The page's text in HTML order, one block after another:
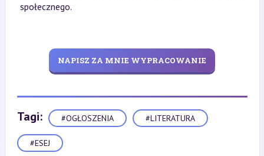
społecznego.
NAPISZ ZA MNIE WYPRACOWANIE
Tagi: #OGŁOSZENIA #LITERATURA
#ESEJ